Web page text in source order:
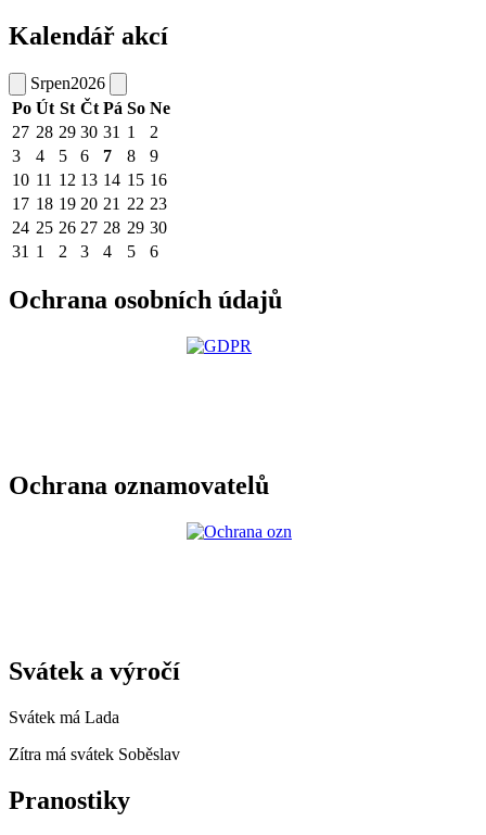
Kalendář akcí
Srpen2026
Po Út St Čt Pá So Ne
27 28 29 30 31 1
2
3
4 5 6 7 8
9
10 11 12 13 14 15 16
17 18 19 20 21 22 23
24 25 26 27 28 29 30
31 1 2 3 4 5 6
Ochrana osobních údajů
Ochrana oznamovatelů
Svátek a výročí
Svátek má Lada
Zítra má svátek Soběslav
Pranostiky